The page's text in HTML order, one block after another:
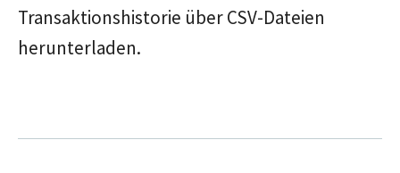
Transaktionshistorie über CSV-Dateien
herunterladen.